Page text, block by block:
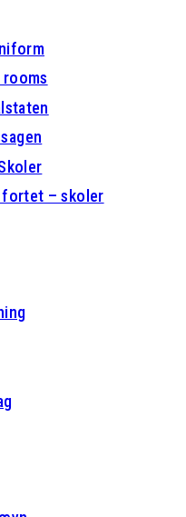
rooms
fortet – skoler